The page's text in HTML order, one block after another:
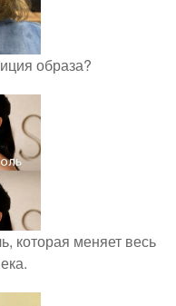
образа?
которая меняет весь